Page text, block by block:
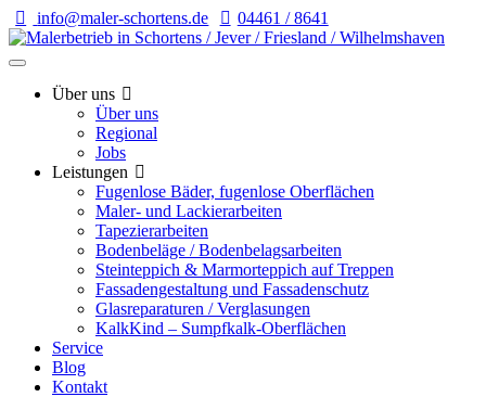
info@maler-schortens.de 04461 / 8641
Über uns
Über uns
Regional
Jobs
Leistungen
Fugenlose Bäder, fugenlose Oberflächen
Maler- und Lackierarbeiten
Tapezierarbeiten
Bodenbeläge / Bodenbelagsarbeiten
Steinteppich & Marmorteppich auf Treppen
Fassadengestaltung und Fassadenschutz
Glasreparaturen / Verglasungen
KalkKind – Sumpfkalk-Oberflächen
Service
Blog
Kontakt